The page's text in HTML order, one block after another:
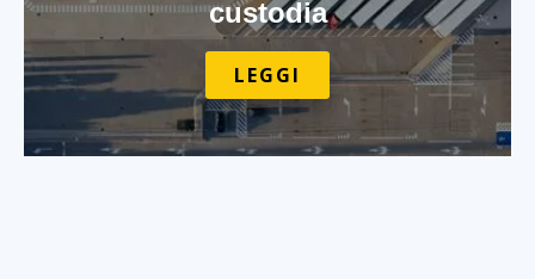
custodia
LEGGI